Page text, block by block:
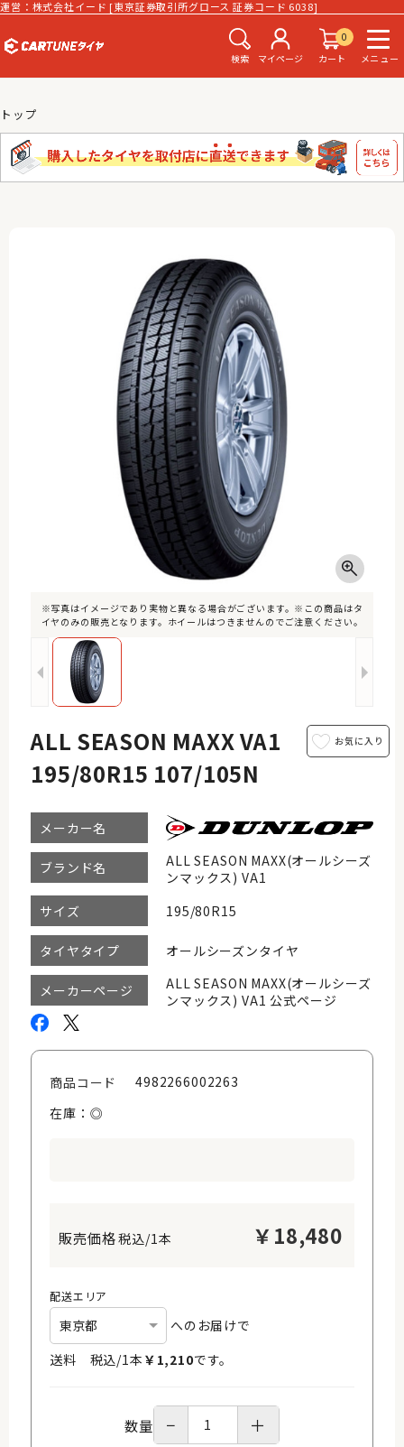
運営：株式会社イード [東京証券取引所グロース 証券コード 6038]
検索 マイページ
0
カート
メニュー
トップ
※写真はイメージであり実物と異なる場合がございます。※この商品はタ
イヤのみの販売となります。ホイールはつきませんのでご注意ください。
ALL SEASON MAXX VA1
195/80R15 107/105N
メーカー名
ブランド名
ALL SEASON MAXX(オールシーズ
ンマックス) VA1
サイズ
195/80R15
タイヤタイプ オールシーズンタイヤ
メーカーページ
ALL SEASON MAXX(オールシーズ
ンマックス) VA1 公式ページ
商品コード
4982266002263
在庫：◎
税込/1本 ￥ 18,480
配送エリア
へのお届けで
送料 税込/1本 ￥ 1,210です。
数量 − ＋